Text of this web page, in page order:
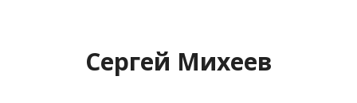
содержимомуСергей Михеев